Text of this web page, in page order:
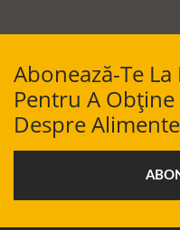
Abonează-Te
Pentru A
Despre